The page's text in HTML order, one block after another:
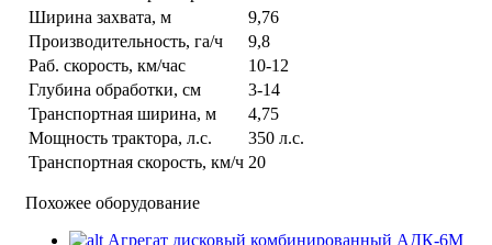
Ширина захвата, м
9,76
Производительность, га/ч
9,8
Раб. скорость, км/час
10-12
Глубина обработки, см
3-14
Транспортная ширина, м
4,75
Мощность трактора, л.с.
350 л.с.
Транспортная скорость, км/ч 20
Похожее оборудование
Агрегат дисковый комбинированный АДК-6М